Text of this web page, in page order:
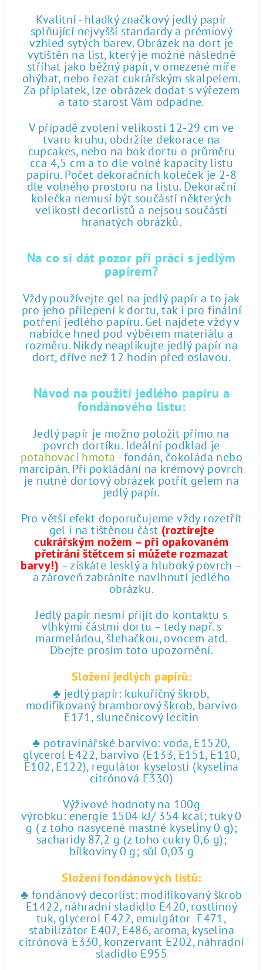
Kvalitní - hladký značkový jedlý papír
splňující nejvyšší standardy a prémiový
vzhled sytých barev. Obrázek na dort je
vytištěn na list, který je možné následně
stříhat jako běžný papír, v omezené míře
ohýbat, nebo řezat cukrářským skalpelem.
Za příplatek, lze obrázek dodat s výřezem
a tato starost Vám odpadne.
V případě zvolení velikosti 12-29 cm ve
tvaru kruhu, obdržíte dekorace na
cupcakes, nebo na bok dortu o průměru
cca 4,5 cm a to dle volné kapacity listu
papíru. Počet dekoračních koleček je 2-8
dle volného prostoru na listu. Dekorační
kolečka nemusí být součástí některých
velikostí decorlistů a nejsou součástí
hranatých obrázků.
Na co si dát pozor při práci s jedlým
papírem?
Vždy používejte gel na jedlý papír a to jak
pro jeho přilepení k dortu, tak i pro finální
potření jedlého papíru. Gel najdete vždy v
nabídce hned pod výběrem materiálu a
rozměru. Nikdy neaplikujte jedlý papír na
dort, dříve než 12 hodin před oslavou.
Návod na použití jedlého papíru a
fondánového listu:
Jedlý papír je možno položit přímo na
povrch dortíku. Ideální podklad je
potahovací hmota - fondán, čokoláda nebo
marcipán. Při pokládání na krémový povrch
je nutné dortový obrázek potřít gelem na
jedlý papír.
Pro větší efekt doporučujeme vždy rozetřít
gel i na tištěnou část (roztírejte
cukrářským nožem – při opakovaném
přetírání štětcem si můžete rozmazat
barvy!) – získáte lesklý a hluboký povrch –
a zároveň zabráníte navlhnutí jedlého
obrázku.
Jedlý papír nesmí přijít do kontaktu s
vlhkými částmi dortu – tedy např. s
marmeládou, šlehačkou, ovocem atd.
Dbejte prosím toto upozornění.
Složení jedlých papírů:
♣ jedlý papír: kukuřičný škrob,
modifikovaný bramborový škrob, barvivo
E171, slunečnicový lecitin
♣ potravinářské barvivo: voda, E1520,
glycerol E422, barvivo (E133, E151, E110,
E102, E122), regulátor kyselosti (kyselina
citrónová E330)
Výživové hodnoty na 100g
výrobku: energie 1504 kJ/ 354 kcal; tuky 0
g ( z toho nasycené mastné kyseliny 0 g);
sacharidy 87,2 g (z toho cukry 0,6 g);
bílkoviny 0 g; sůl 0,03 g
Složení fondánových listů:
♣ fondánový decorlist: modifikovaný škrob
E1422, náhradní sladidlo E420, rostlinný
tuk, glycerol E422, emulgátor E471,
stabilizátor E407, E486, aroma, kyselina
citrónová E330, konzervant E202, náhradní
sladidlo E955